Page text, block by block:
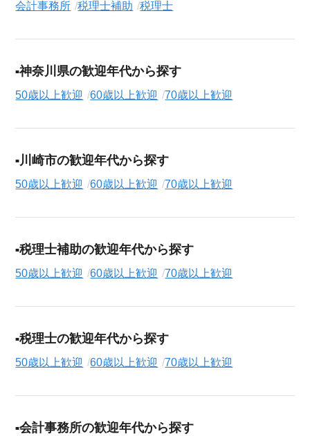
会計事務所 税理士補助 税理士
神奈川県の歓迎年代から探す
50歳以上歓迎 60歳以上歓迎 70歳以上歓迎
川崎市の歓迎年代から探す
50歳以上歓迎 60歳以上歓迎 70歳以上歓迎
税理士補助の歓迎年代から探す
50歳以上歓迎 60歳以上歓迎 70歳以上歓迎
税理士の歓迎年代から探す
50歳以上歓迎 60歳以上歓迎 70歳以上歓迎
会計事務所の歓迎年代から探す